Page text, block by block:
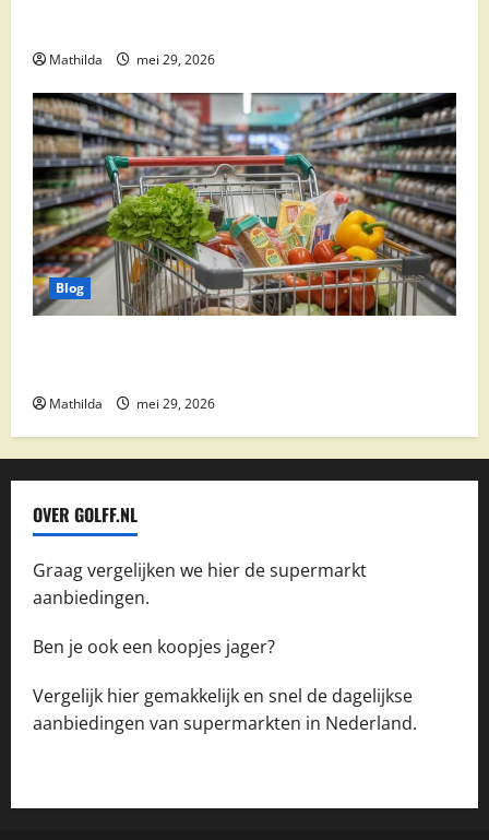
Mathilda mei 29, 2026
Blog
Mathilda mei 29, 2026
OVER GOLFF.NL
Graag vergelijken we hier de supermarkt
aanbiedingen.
Ben je ook een koopjes jager?
Vergelijk hier gemakkelijk en snel de dagelijkse
aanbiedingen van supermarkten in Nederland.